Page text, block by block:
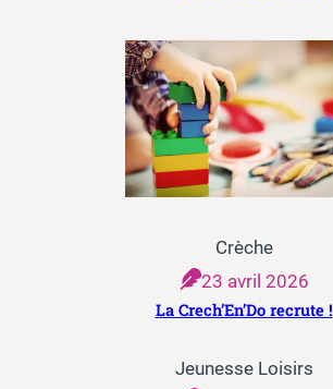
Crèche
23 avril 2026
La Crech’En’Do recrute !
Jeunesse Loisirs